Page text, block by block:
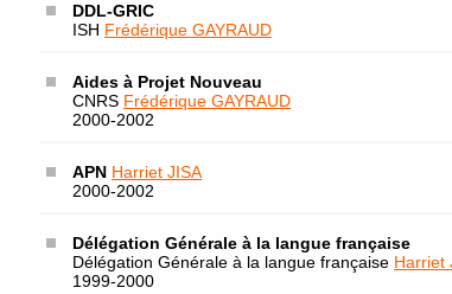
DDL-GRIC
ISH Frédérique GAYRAUD
Aides à Projet Nouveau
CNRS Frédérique GAYRAUD
2000-2002
APN Harriet JISA
2000-2002
Délégation Générale à la langue française
Délégation Générale à la langue française Harriet
1999-2000